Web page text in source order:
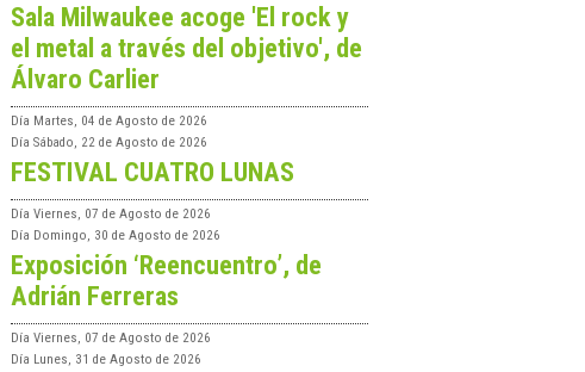
Sala Milwaukee acoge 'El rock y
el metal a través del objetivo', de
Álvaro Carlier
Día Martes, 04 de Agosto de 2026
Día Sábado, 22 de Agosto de 2026
FESTIVAL CUATRO LUNAS
Día Viernes, 07 de Agosto de 2026
Día Domingo, 30 de Agosto de 2026
Exposición ‘Reencuentro’, de
Adrián Ferreras
Día Viernes, 07 de Agosto de 2026
Día Lunes, 31 de Agosto de 2026